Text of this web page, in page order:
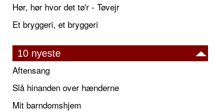
Hør, hør hvor det tø'r - Tøvejr
Et bryggeri, et bryggeri
10 nyeste
Aftensang
Slå hinanden over hænderne
Mit barndomshjem